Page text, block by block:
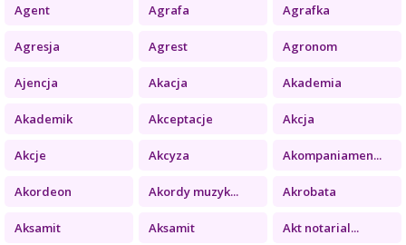
Agent Agrafa Agrafka
Agresja Agrest Agronom
Ajencja Akacja Akademia
Akademik Akceptacje Akcja
Akcje Akcyza Akompaniamen...
Akordeon Akordy muzyk... Akrobata
Aksamit Aksamit Akt notarial...